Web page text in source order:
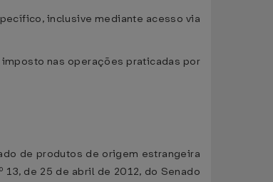
inclusive mediante acesso via
nas operações praticadas por
de produtos de origem estrangeira
de 25 de abril de 2012, do Senado